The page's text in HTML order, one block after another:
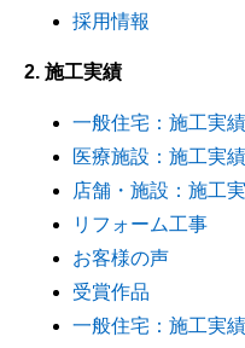
採用情報
2. 施工実績
一般住宅：施工実
医療施設：施工実
店舗・施設：施工
リフォーム工事
お客様の声
受賞作品
一般住宅：施工実